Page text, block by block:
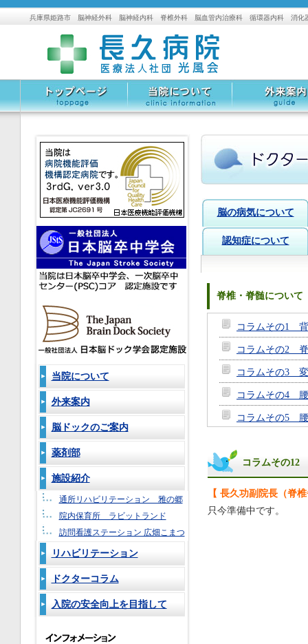
兵庫県姫路市 脳神経外科 脳神経内科 脊椎外科 脳血管内治療科 循環器内科 消
当院について
外来案内
脳ドックのご案内
薬剤部
施設紹介
通所リハビリテーション 雅の郷
院内保育所 ラビットランド
訪問看護ステーション 広畑こまつ
リハビリテーション
ドクターコラム
入院の安全向上を目指して
脳の病気について
認知症について
脊椎・脊髄について
コラムその1
コラムその2
コラムその3
コラムその4
コラムその5
コラムその7
コラムその8
コラムその9
コラムその12
【 長久功副院長（脊
只今準備中です。